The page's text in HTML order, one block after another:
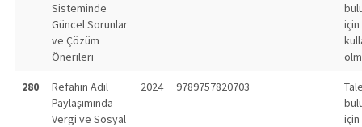
Sisteminde
Güncel Sorunlar
ve Çözüm
Önerileri
için
280
Refahın Adil
Paylaşımında
Vergi ve Sosyal
2024 9789757820703
için